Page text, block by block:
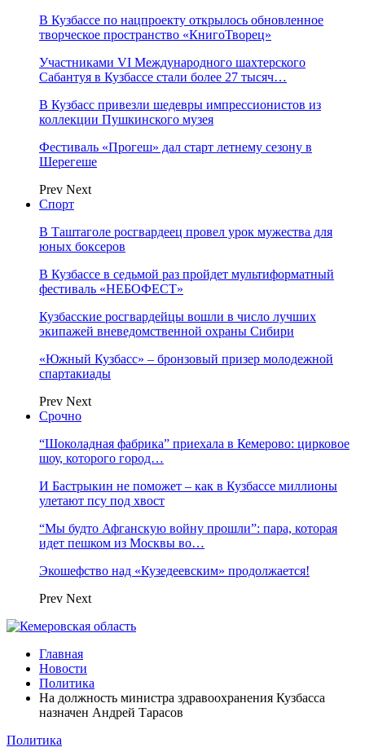
В Кузбассе по нацпроекту открылось обновленное
творческое пространство «КнигоТворец»
Участниками VI Международного шахтерского
Сабантуя в Кузбассе стали более 27 тысяч…
В Кузбасс привезли шедевры импрессионистов из
коллекции Пушкинского музея
Фестиваль «Прогеш» дал старт летнему сезону в
Шерегеше
Prev Next
Спорт
В Таштаголе росгвардеец провел урок мужества для
юных боксеров
В Кузбассе в седьмой раз пройдет мультиформатный
фестиваль «НЕБОФЕСТ»
Кузбасские росгвардейцы вошли в число лучших
экипажей вневедомственной охраны Сибири
«Южный Кузбасс» – бронзовый призер молодежной
спартакиады
Prev Next
Срочно
“Шоколадная фабрика” приехала в Кемерово: цирковое
шоу, которого город…
И Бастрыкин не поможет – как в Кузбассе миллионы
улетают псу под хвост
“Мы будто Афганскую войну прошли”: пара, которая
идет пешком из Москвы во…
Экошефство над «Кузедеевским» продолжается!
Prev Next
Главная
Новости
Политика
На должность министра здравоохранения Кузбасса
назначен Андрей Тарасов
Политика